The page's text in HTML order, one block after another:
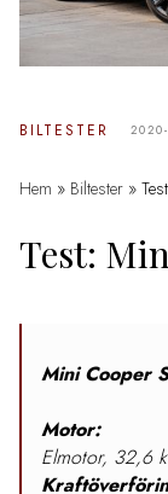
BILTESTER
Hem » Biltester »
Test:
Mini Cooper
Motor:
Elmotor, 32,6